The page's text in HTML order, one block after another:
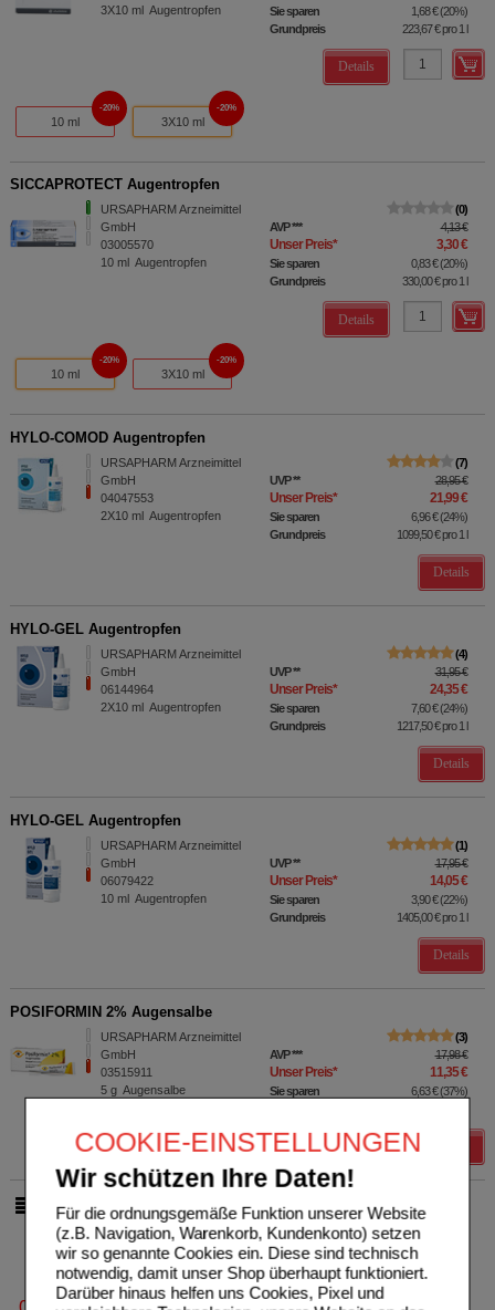
COOKIE-EINSTELLUNGEN
Wir schützen Ihre Daten!
Für die ordnungsgemäße Funktion unserer Website
(z.B. Navigation, Warenkorb, Kundenkonto) setzen
wir so genannte Cookies ein. Diese sind technisch
notwendig, damit unser Shop überhaupt funktioniert.
Darüber hinaus helfen uns Cookies, Pixel und
3X10 ml Augentropfen Sie sparen 1,68 €(20%)
Grundpreis
223,67 €pro 1 l
Details
10 ml
20%
3X10 ml
20%
SICCAPROTECT Augentropfen
URSAPHARM Arzneimittel
GmbH
03005570
10 ml Augentropfen
0
AVP*** 4,13 €
Unser Preis* 3,30 €
Sie sparen 0,83 €(20%)
Grundpreis
330,00 €pro 1 l
Details
10 ml
20%
3X10 ml
20%
HYLO-COMOD Augentropfen
URSAPHARM Arzneimittel
GmbH
04047553
2X10 ml Augentropfen
7
UVP** 28,95 €
Unser Preis* 21,99 €
Sie sparen 6,96 €(24%)
Grundpreis
1099,50 €pro 1 l
Details
HYLO-GEL Augentropfen
URSAPHARM Arzneimittel
GmbH
06144964
2X10 ml Augentropfen
4
UVP** 31,95 €
Unser Preis* 24,35 €
Sie sparen 7,60 €(24%)
Grundpreis
1217,50 €pro 1 l
Details
HYLO-GEL Augentropfen
URSAPHARM Arzneimittel
GmbH
06079422
10 ml Augentropfen
1
UVP** 17,95 €
Unser Preis* 14,05 €
Sie sparen 3,90 €(22%)
Grundpreis
1405,00 €pro 1 l
Details
POSIFORMIN 2% Augensalbe
URSAPHARM Arzneimittel
GmbH
03515911
5 g Augensalbe
3
AVP*** 17,98 €
Unser Preis* 11,35 €
Sie sparen 6,63 €(37%)
pro Seite